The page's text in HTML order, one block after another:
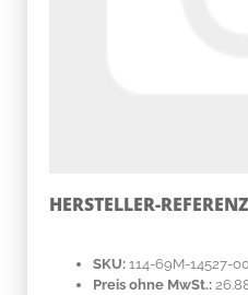
HERSTELLER-REFERENZ
SKU: 114-69M-14527-
Preis ohne MwSt.: